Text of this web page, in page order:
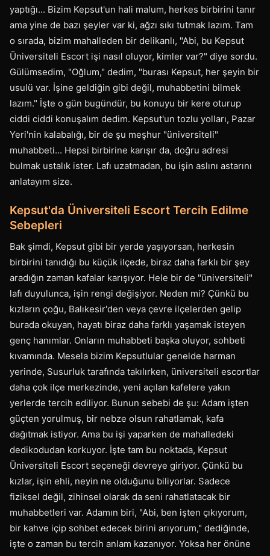
yaptığı... Bizim Kepsut'un hali malum, herkes birbirini tanır
ama yine de bazı şeyler var ki, ağzı sıkı tutmak lazım. Tam
o sırada, bizim mahalleden bir delikanlı, "Abi, bu Kepsut
Üniversiteli Escort işi nasıl oluyor, kimler var?" diye sordu.
Gülümsedim, "Oğlum," dedim, "burası Kepsut, her şeyin bir
usulü var. İşine geldiğin gibi değil, muhabbetini bilmek
lazım." İşte o gün bugündür, bu konuyu bir kere oturup
ciddi ciddi konuşalım dedim. Kepsut'un tozlu yolları, Pazar
Yeri'nin kalabalığı, bir de şu meşhur "üniversiteli"
muhabbeti... Hepsi birbirine karışır da, doğru adresi
bulmak ustalık ister. Lafı uzatmadan, bu işin aslını astarını
anlatayım size.
Kepsut'da Üniversiteli Escort Tercih Edilme
Sebepleri
Bak şimdi, Kepsut gibi bir yerde yaşıyorsan, herkesin
birbirini tanıdığı bu küçük ilçede, biraz daha farklı bir şey
aradığın zaman kafalar karışıyor. Hele bir de "üniversiteli"
lafı duyulunca, işin rengi değişiyor. Neden mi? Çünkü bu
kızların çoğu, Balıkesir'den veya çevre ilçelerden gelip
burada okuyan, hayatı biraz daha farklı yaşamak isteyen
genç hanımlar. Onların muhabbeti başka oluyor, sohbeti
kıvamında. Mesela bizim Kepsutlular genelde harman
yerinde, Susurluk tarafında takılırken, üniversiteli escortlar
daha çok ilçe merkezinde, yeni açılan kafelere yakın
yerlerde tercih ediliyor. Bunun sebebi de şu: Adam işten
güçten yorulmuş, bir nebze olsun rahatlamak, kafa
dağıtmak istiyor. Ama bu işi yaparken de mahalledeki
dedikodudan korkuyor. İşte tam bu noktada, Kepsut
Üniversiteli Escort seçeneği devreye giriyor. Çünkü bu
kızlar, işin ehli, neyin ne olduğunu biliyorlar. Sadece
fiziksel değil, zihinsel olarak da seni rahatlatacak bir
muhabbetleri var. Adamın biri, "Abi, ben işten çıkıyorum,
bir kahve içip sohbet edecek birini arıyorum," dediğinde,
işte o zaman bu tercih anlam kazanıyor. Yoksa her önüne